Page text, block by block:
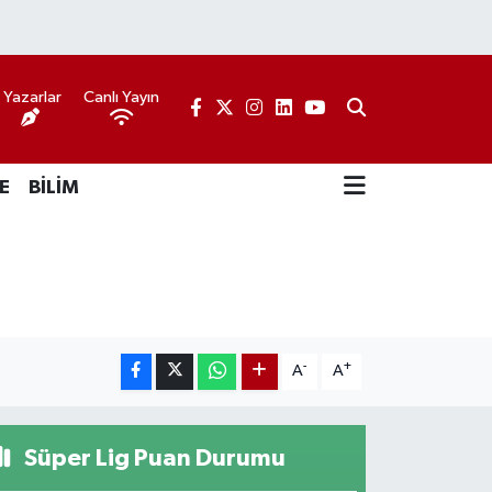
Yazarlar Canlı Yayın
BİLİM
A- A+
Süper Lig Puan Durumu